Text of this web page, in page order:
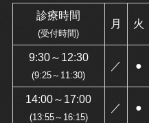
診療時間
(受付時間)
月 火
9:30～12:30
(9:25～11:30)
／ ●
14:00～17:00
(13:55～16:15)
／ ●